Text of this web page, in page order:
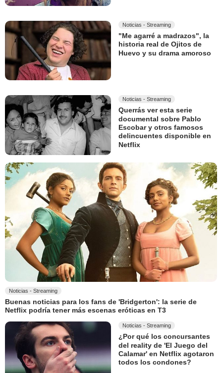
Noticias - Streaming
"Me agarré a madrazos", la
historia real de Ojitos de
Huevo y su drama amoroso
Noticias - Streaming
Querrás ver esta serie
documental sobre Pablo
Escobar y otros famosos
delincuentes disponible en
Netflix
Noticias - Streaming
Buenas noticias para los fans de 'Bridgerton': la serie de
Netflix podría tener más escenas eróticas en T3
Noticias - Streaming
¿Por qué los concursantes
del reality de 'El Juego del
Calamar' en Netflix agotaron
todos los condones?